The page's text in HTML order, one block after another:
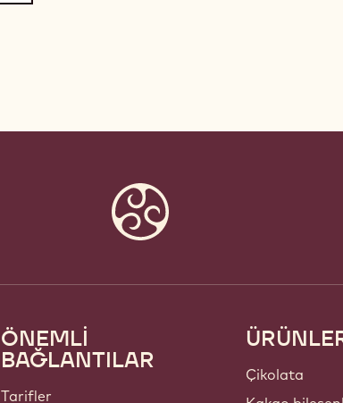
Footer
Callebaut
ÖNEMLİ
BAĞLANTILAR
Tarifler
Çikolata